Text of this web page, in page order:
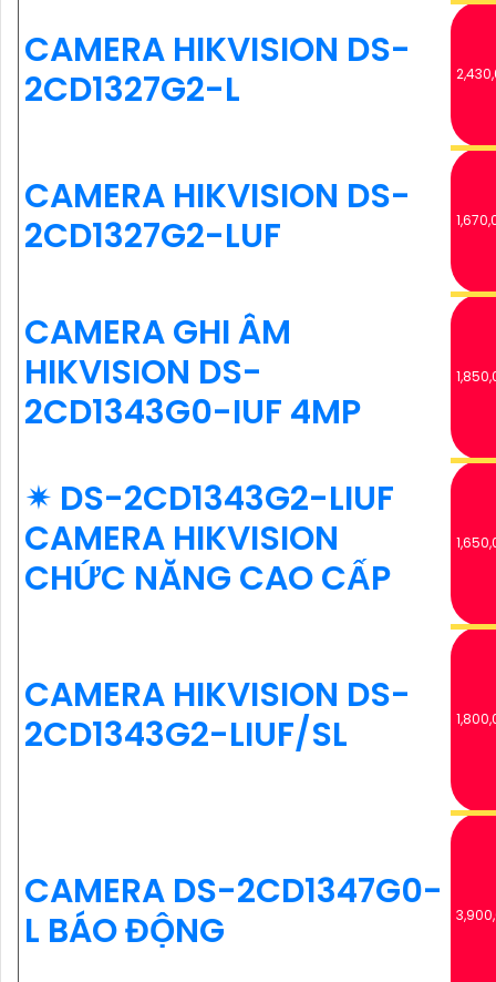
CAMERA HIKVISION DS-
2CD1327G2-L
CAMERA HIKVISION DS-
2CD1327G2-LUF
CAMERA GHI ÂM
HIKVISION DS-
2CD1343G0-IUF 4MP
✴ DS-2CD1343G2-LIUF
CAMERA HIKVISION
CHỨC NĂNG CAO CẤP
CAMERA HIKVISION DS-
2CD1343G2-LIUF/SL
CAMERA DS-2CD1347G0-
L BÁO ĐỘNG